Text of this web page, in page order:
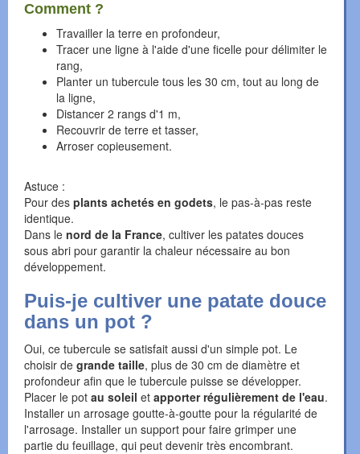
Comment ?
Travailler la terre en profondeur,
Tracer une ligne à l'aide d'une ficelle pour délimiter le
rang,
Planter un tubercule tous les 30 cm, tout au long de
la ligne,
Distancer 2 rangs d'1 m,
Recouvrir de terre et tasser,
Arroser copieusement.
Astuce :
Pour des plants achetés en godets, le pas-à-pas reste
identique.
Dans le nord de la France, cultiver les patates douces
sous abri pour garantir la chaleur nécessaire au bon
développement.
Puis-je cultiver une patate douce
dans un pot ?
Oui, ce tubercule se satisfait aussi d'un simple pot. Le
choisir de grande taille, plus de 30 cm de diamètre et
profondeur afin que le tubercule puisse se développer.
Placer le pot au soleil et apporter régulièrement de l'eau.
Installer un arrosage goutte-à-goutte pour la régularité de
l'arrosage. Installer un support pour faire grimper une
partie du feuillage, qui peut devenir très encombrant.